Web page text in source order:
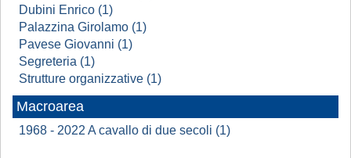
Dubini Enrico (1)
Palazzina Girolamo (1)
Pavese Giovanni (1)
Segreteria (1)
Strutture organizzative (1)
Macroarea
1968 - 2022 A cavallo di due secoli (1)